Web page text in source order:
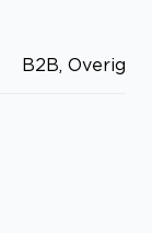
B2B, Overig